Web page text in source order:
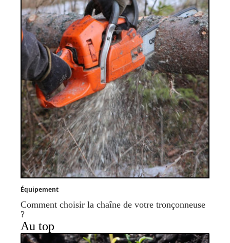
Équipement
Comment choisir la chaîne de votre tronçonneuse
?
Au top